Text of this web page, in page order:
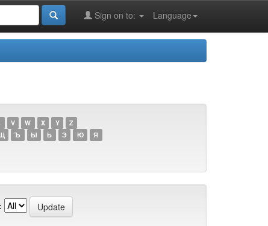
Language
Sign on to:
V W X Y
Z
Ъ Ы Ь Э Ю Я